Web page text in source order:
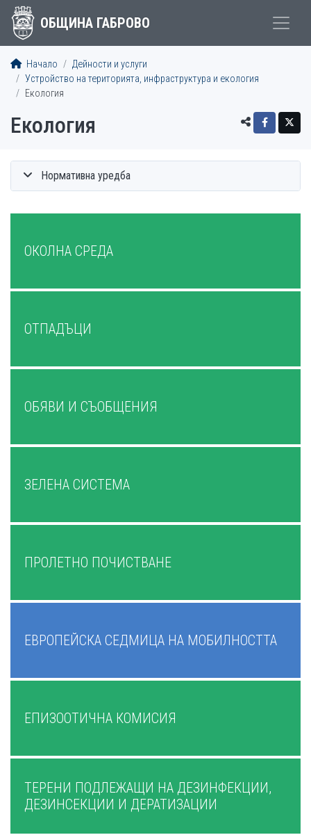
ОБЩИНА ГАБРОВО
Начало
Дейности и услуги
Устройство на територията, инфраструктура и екология
Екология
Екология
Нормативна уредба
МЕНЮ
ОКОЛНА СРЕДА
ОТПАДЪЦИ
ОБЯВИ И СЪОБЩЕНИЯ
ЗЕЛЕНА СИСТЕМА
ПРОЛЕТНО ПОЧИСТВАНЕ
ЕВРОПЕЙСКА СЕДМИЦА НА МОБИЛНОСТТА
ЕПИЗООТИЧНА КОМИСИЯ
ТЕРЕНИ ПОДЛЕЖАЩИ НА ДЕЗИНФЕКЦИИ,
ДЕЗИНСЕКЦИИ И ДЕРАТИЗАЦИИ